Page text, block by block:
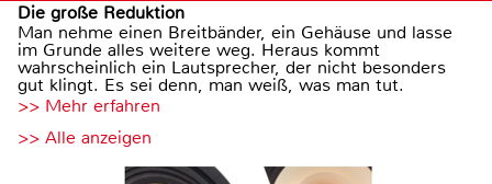
Die große Reduktion
Man nehme einen Breitbänder, ein Gehäuse und lasse
im Grunde alles weitere weg. Heraus kommt
wahrscheinlich ein Lautsprecher, der nicht besonders
gut klingt. Es sei denn, man weiß, was man tut.
>> Mehr erfahren
>> Alle anzeigen